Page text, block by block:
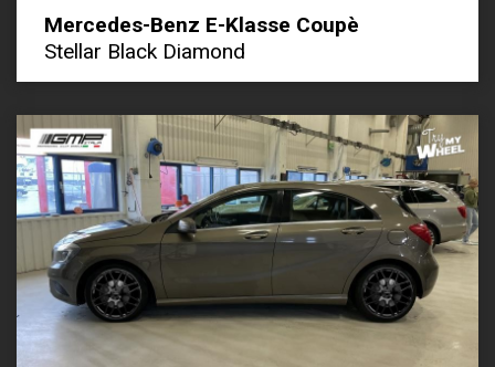
Mercedes-Benz E-Klasse Coupè
Stellar Black Diamond